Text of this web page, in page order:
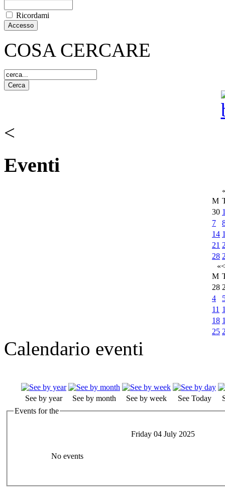
Ricordami
COSA CERCARE
<
Eventi
M
30
7
14
21
28
«<
M
28
4
11
18
25
Calendario eventi
See by year See by month See by week See Today
Events for the
Friday 04 July 2025
No events